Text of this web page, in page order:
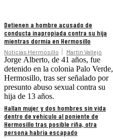
Detienen a hombre acusado de
conducta inapropiada contra su hija
mientras dormía en Hermosillo
Noticias Hermosillo Martín Vallejo
Jorge Alberto, de 41 años, fue
detenido en la colonia Palo Verde,
Hermosillo, tras ser señalado por
presunto abuso sexual contra su
hija de 13 años.
Hallan mujer y dos hombres sin vida
dentro de vehículo al poniente de
Hermosillo tras posible riña, otra
persona habría escapado